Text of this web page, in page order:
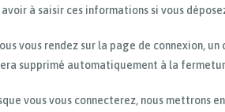
avoir à saisir ces informations si vous
vous rendez sur la page de connexion,
supprimé automatiquement à la
vous vous connecterez, nous mettrons